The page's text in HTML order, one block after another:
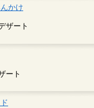
かけ
ザート
ート